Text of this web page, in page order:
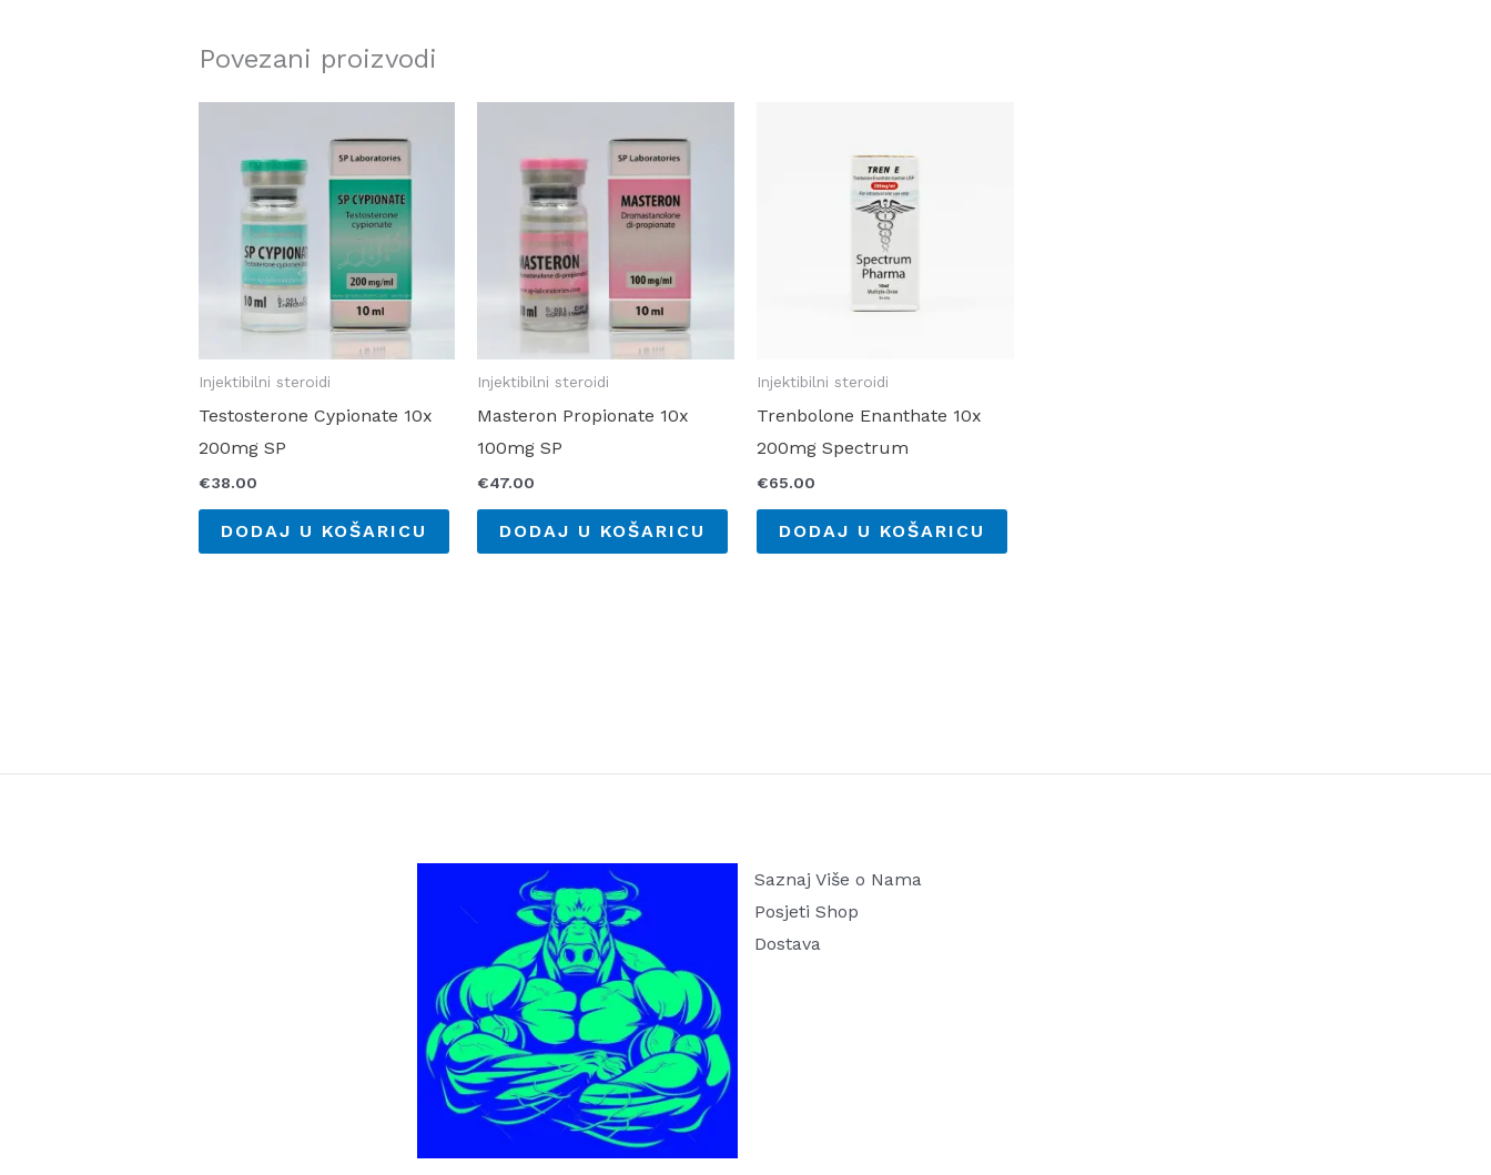
Povezani proizvodi
Injektibilni steroidi
Testosterone Cypionate 10x
200mg SP
€38.00
DODAJ U KOŠARICU
Injektibilni steroidi
Masteron Propionate 10x
100mg SP
€47.00
DODAJ U KOŠARICU
Injektibilni steroidi
Trenbolone Enanthate 10x
200mg Spectrum
€65.00
DODAJ U KOŠARICU
Saznaj Više o Nama
Posjeti Shop
Dostava